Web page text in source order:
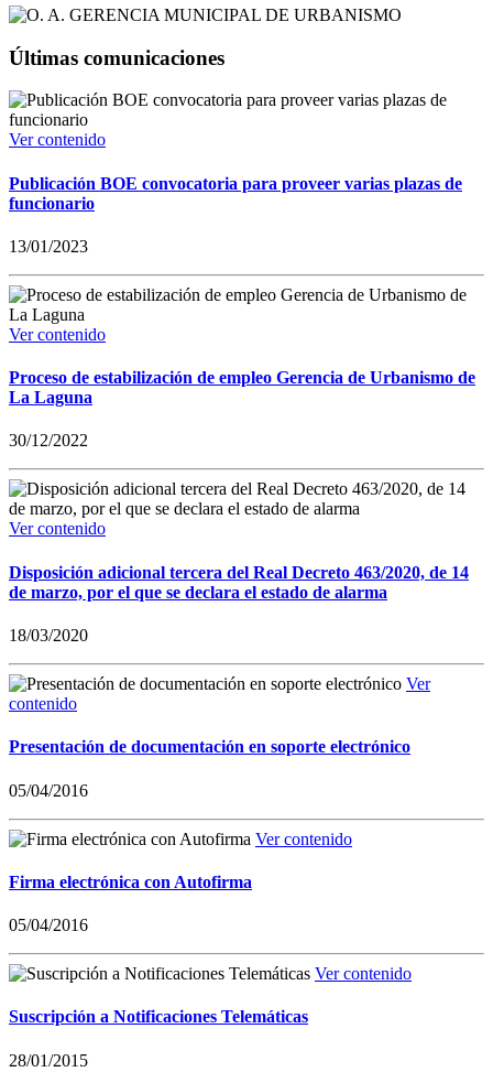
Últimas comunicaciones
Ver contenido
Publicación BOE convocatoria para proveer varias plazas de
funcionario
13/01/2023
Ver contenido
Proceso de estabilización de empleo Gerencia de Urbanismo de
La Laguna
30/12/2022
Ver contenido
Disposición adicional tercera del Real Decreto 463/2020, de 14
de marzo, por el que se declara el estado de alarma
18/03/2020
Ver
contenido
Presentación de documentación en soporte electrónico
05/04/2016
Ver contenido
Firma electrónica con Autofirma
05/04/2016
Ver contenido
Suscripción a Notificaciones Telemáticas
28/01/2015